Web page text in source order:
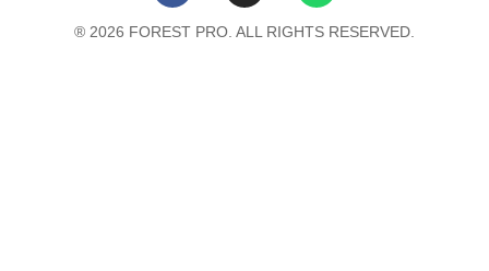
® 2026 FOREST PRO. ALL RIGHTS RESERVED.